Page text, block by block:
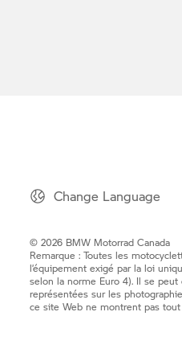
Change Language
© 2026 BMW Motorrad Canada
Remarque : Toutes les
l’équipement exigé par la loi
selon la norme Euro 4). Il se
représentées sur les
ce site Web ne montrent pas tout